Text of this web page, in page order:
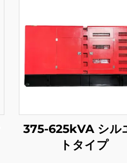
375-625kVA シル
トタイプ